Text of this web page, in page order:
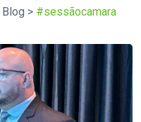
Blog > #sessãocamara